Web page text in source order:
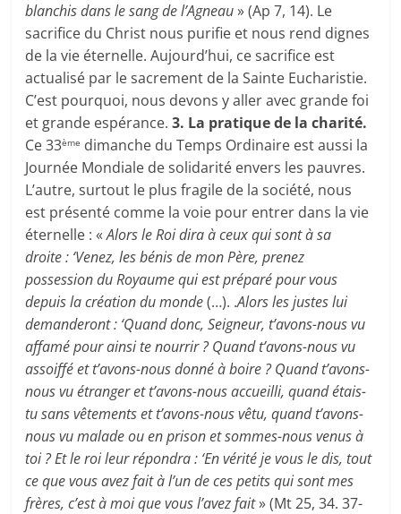
blanchis dans le sang de l’Agneau» (Ap 7, 14). Le
sacrifice du Christ nous purifie et nous rend dignes
de la vie éternelle. Aujourd’hui, ce sacrifice est
actualisé par le sacrement de la Sainte Eucharistie.
C’est pourquoi, nous devons y aller avec grande foi
et grande espérance.3. La pratique de la charité.
Ce 33ème dimanche du Temps Ordinaire est aussi la
Journée Mondiale de solidarité envers les pauvres.
L’autre, surtout le plus fragile de la société, nous
est présenté comme la voie pour entrer dans la vie
éternelle : «Alors le Roi dira à ceux qui sont à sa
droite : ‘Venez, les bénis de mon Père, prenez
possession du Royaume qui est préparé pour vous
depuis la création du monde(…). .Alors les justes lui
demanderont : ‘Quand donc, Seigneur, t’avons-nous vu
affamé pour ainsi te nourrir ? Quand t’avons-nous vu
assoiffé et t’avons-nous donné à boire ? Quand t’avons-
nous vu étranger et t’avons-nous accueilli, quand étais-
tu sans vêtements et t’avons-nous vêtu, quand t’avons-
nous vu malade ou en prison et sommes-nous venus à
toi ? Et le roi leur répondra : ‘En vérité je vous le dis, tout
ce que vous avez fait à l’un de ces petits qui sont mes
frères, c’est à moi que vous l’avez fait» (Mt 25, 34. 37-